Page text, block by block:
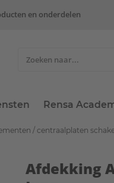
en onderdelen
Rensa
/ centraalplaten
Afdekking